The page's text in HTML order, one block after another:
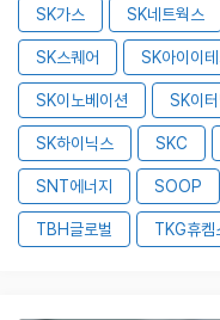
SK가스 SK네트웍스
SK스퀘어 SK아이이
SK이노베이션 SK이
SK하이닉스 SKC
SNT에너지 SOOP
TBH글로벌 TKG휴켐